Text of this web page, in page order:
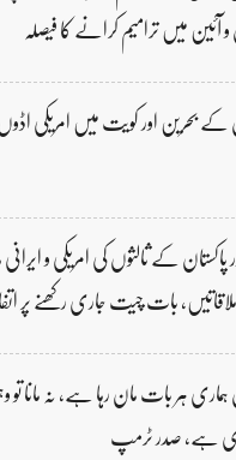
و آئین میں ترامیم کرانے کا فیصلہ
کے بحرین اور کویت میں امریکی اڈوں
پاکستان کے ثالثوں کی امریکی و
بات چیت جاری رکھنے پر
ہماری ہر بات مان رہا ہے، نہ مانا
ہے، صدر ٹرمپ